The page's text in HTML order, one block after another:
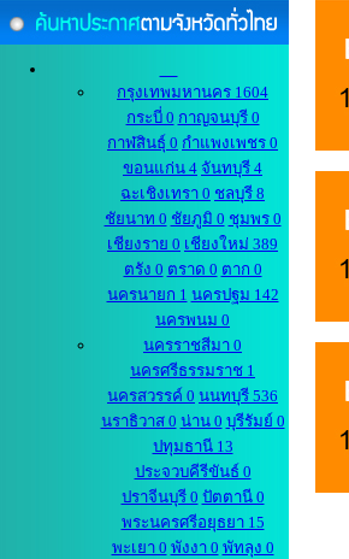
กรุงเทพมหานคร 1604
กระบี่ 0 กาญจนบุรี 0
กาฬสินธุ์ 0 กำแพงเพชร 0
ขอนแก่น 4 จันทบุรี 4
ฉะเชิงเทรา 0 ชลบุรี 8
ชัยนาท 0 ชัยภูมิ 0 ชุมพร 0
เชียงราย 0 เชียงใหม่ 389
ตรัง 0 ตราด 0 ตาก 0
นครนายก 1 นครปฐม 142
นครพนม 0
นครราชสีมา 0
นครศรีธรรมราช 1
นครสวรรค์ 0 นนทบุรี 536
นราธิวาส 0 น่าน 0 บุรีรัมย์ 0
ปทุมธานี 13
ประจวบคีรีขันธ์ 0
ปราจีนบุรี 0 ปัตตานี 0
พระนครศรีอยุธยา 15
พะเยา 0 พังงา 0 พัทลุง 0